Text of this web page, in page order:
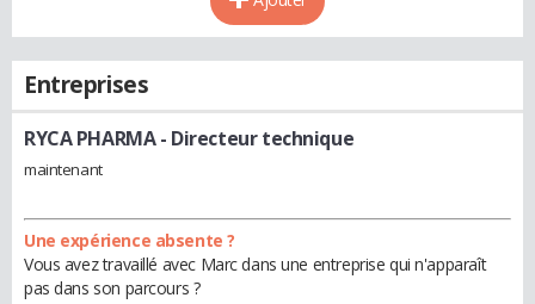
Entreprises
RYCA PHARMA- Directeur technique
maintenant
Une expérience absente ?
Vous avez travaillé avec Marc dans une entreprise qui n'apparaît
pas dans son parcours ?